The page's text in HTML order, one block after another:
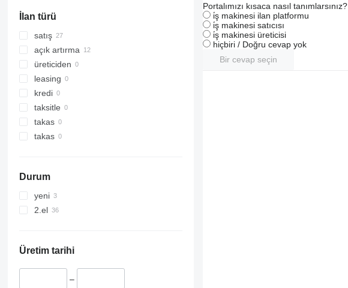
İlan türü
satış
açık artırma
üreticiden
leasing
kredi
taksitle
takas
takas
Durum
yeni
2.el
Üretim tarihi
–
Portalımızı kısaca nasıl tanımlarsınız?
i̇ş makinesi ilan platformu
i̇ş makinesi satıcısı
i̇ş makinesi üreticisi
hiçbiri / Doğru cevap yok
Bir cevap seçin